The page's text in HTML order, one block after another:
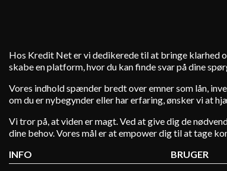
Hos Kredit Net er vi dedikerede til at bringe
skabe en platform, hvor du kan finde svar på dine
Vores indhold spænder bredt over emner som lån,
om du er nybegynder eller har erfaring, ønsker vi at
Vi tror på, at viden er magt. Ved at give dig de
dine behov. Vores mål er at empower dig til at tage
INFO
BRUGER